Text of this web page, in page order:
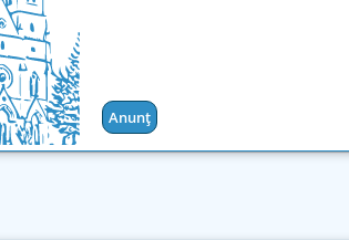
Anunț